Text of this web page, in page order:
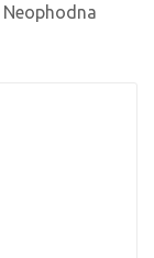
Neophodna